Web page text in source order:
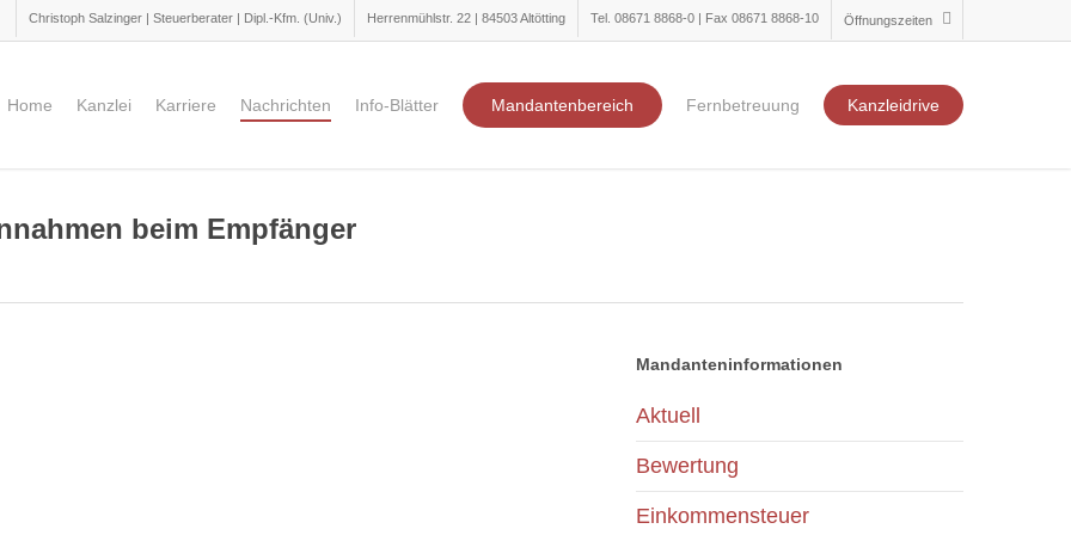
Christoph Salzinger | Steuerberater | Dipl.-Kfm. (Univ.) Herrenmühlstr. 22 | 84503 Altötting Tel. 08671 8868-0 | Fax 08671 8868-10 Öffnungszeiten
Home Kanzlei Karriere Nachrichten Info-Blätter Mandantenbereich Fernbetreuung Kanzleidrive
beim Empfänger
Mandanteninformationen
Aktuell
Bewertung
Einkommensteuer